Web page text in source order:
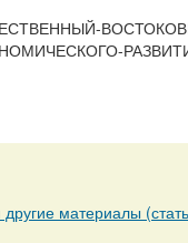
другие материалы